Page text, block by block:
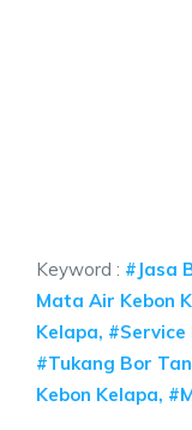
Keyword : #Jasa
Mata Air Kebon
Kelapa, #Service
#Tukang Bor
Kebon Kelapa,